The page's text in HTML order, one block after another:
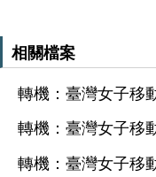
施
服
務
認
識
相關檔案
轉機：臺灣女子移
轉機：臺灣女子移
轉機：臺灣女子移